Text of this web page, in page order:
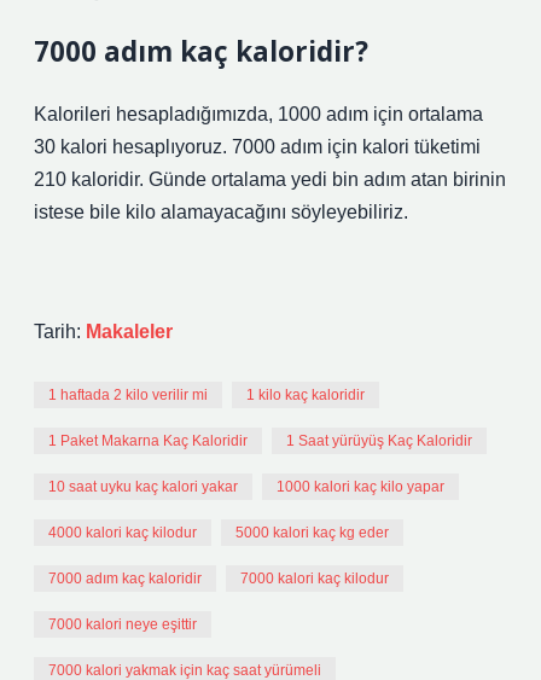
7000 adım kaç kaloridir?
Kalorileri hesapladığımızda, 1000 adım için ortalama
30 kalori hesaplıyoruz. 7000 adım için kalori tüketimi
210 kaloridir. Günde ortalama yedi bin adım atan birinin
istese bile kilo alamayacağını söyleyebiliriz.
Tarih: Makaleler
1 haftada 2 kilo verilir mi 1 kilo kaç kaloridir
1 Paket Makarna Kaç Kaloridir 1 Saat yürüyüş Kaç Kaloridir
10 saat uyku kaç kalori yakar 1000 kalori kaç kilo yapar
4000 kalori kaç kilodur 5000 kalori kaç kg eder
7000 adım kaç kaloridir 7000 kalori kaç kilodur
7000 kalori neye eşittir
7000 kalori yakmak için kaç saat yürümeli